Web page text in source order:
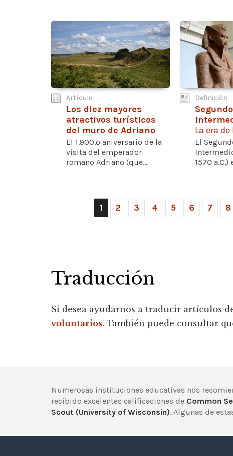
Artículo
Los diez mayores
atractivos turísticos
del muro de Adriano
El 1.900.º aniversario de la
visita del emperador
romano Adriano (que...
Definición
La era
El
1570 a.C.)
1 2 3 4 5 6 7 8
Traducción
Si desea ayudarnos a traducir artículos
voluntarios. También puede consultar
Numerosas instituciones educativas nos
recibido excelentes calificaciones de Common
Scout (University of Wisconsin). Algunas de